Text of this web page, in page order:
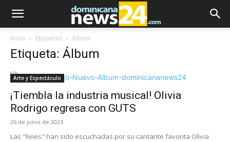
Inicio Etiquetas Álbum
Etiqueta: Álbum
Arte y Espectáculo
¡Tiembla la industria musical! Olivia
Rodrigo regresa con GUTS
26 de junio de 2023
Las "livies" han sido escuchadas por su cantante favorita Olivia